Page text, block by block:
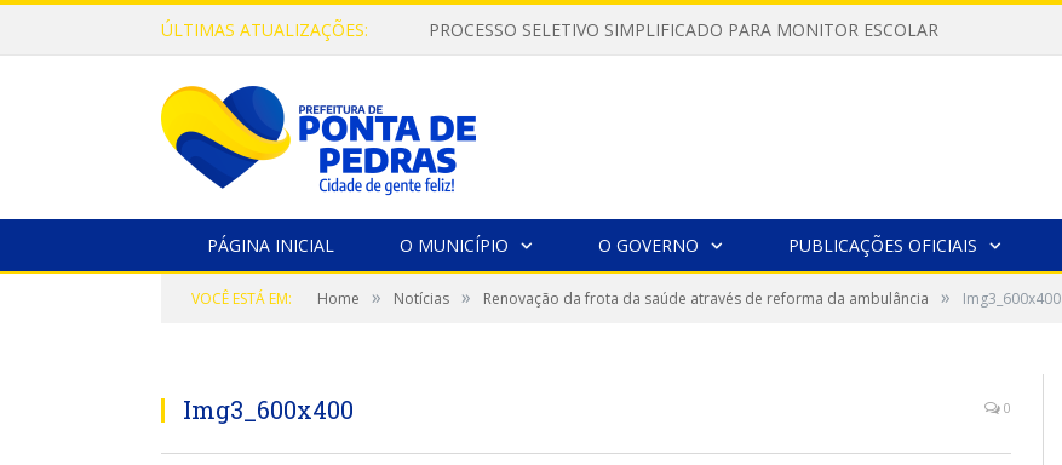
ÚLTIMAS ATUALIZAÇÕES: PROCESSO SELETIVO SIMPLIFICADO PARA MONITOR ESCOLAR
PÁGINA INICIAL O MUNICÍPIO O GOVERNO PUBLICAÇÕES OFICIAIS
VOCÊ ESTÁ EM: Home » Notícias » Renovação da frota da saúde através de reforma da ambulância » Img3_600x400
Img3_600x400 0